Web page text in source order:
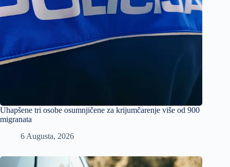
Uhapšene tri osobe osumnjičene za krijumčarenje više od 900
migranata
6 Augusta, 2026